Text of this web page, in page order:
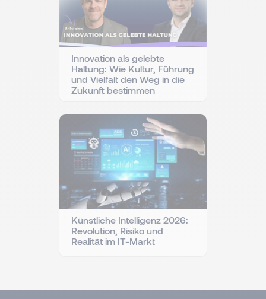
Innovation als gelebte
Haltung: Wie Kultur, Führung
und Vielfalt den Weg in die
Zukunft bestimmen
Künstliche Intelligenz 2026:
Revolution, Risiko und
Realität im IT-Markt